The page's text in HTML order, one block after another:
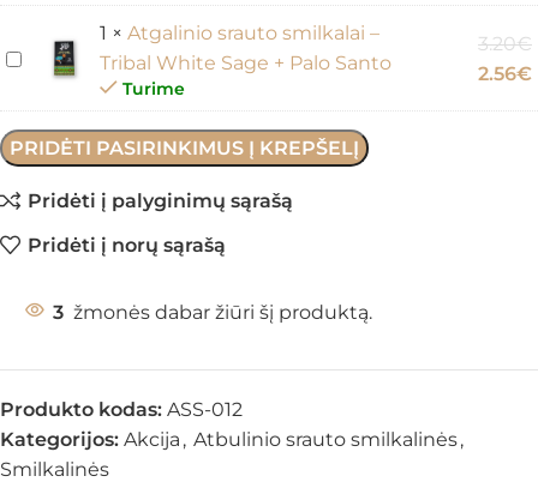
smilkalai
Tribal
Sage
+
Lavender
Atgalinio
smilkalai
–
White
Sage
Palo
Santo
1 × Atgalinio srauto smilkalai –
Tribal White Sage + Palo Santo
Turime
3.20€
2.56€
PRIDĖTI PASIRINKIMUS Į KREPŠELĮ
Pridėti į palyginimų sąrašą
Pridėti į norų sąrašą
5 žmonės dabar žiūri šį produktą.
Produkto kodas: ASS-012
Kategorijos: Akcija , Atbulinio srauto smilkalinės,
Smilkalinės